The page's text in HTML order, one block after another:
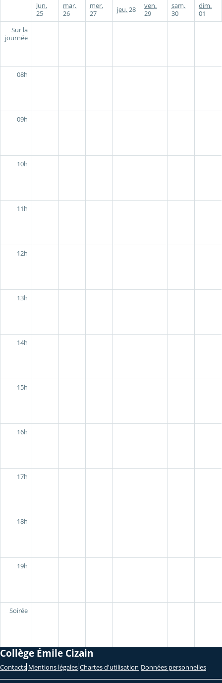
lun.
25
mar.
26
mer.
27
jeu.28
ven.
29
sam.
30
dim.
01
Sur la
journée
08h
09h
10h
11h
12h
13h
14h
15h
16h
17h
18h
19h
Soirée
Collège Émile Cizain
Contacts Mentions légales Chartes d'utilisation Données personnelles